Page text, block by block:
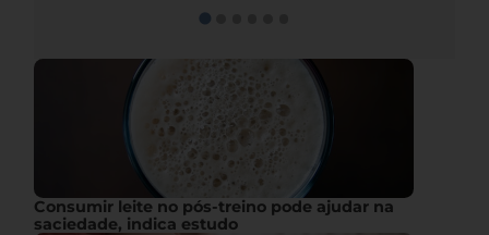
Consumir leite no pós-treino pode ajudar na
saciedade, indica estudo